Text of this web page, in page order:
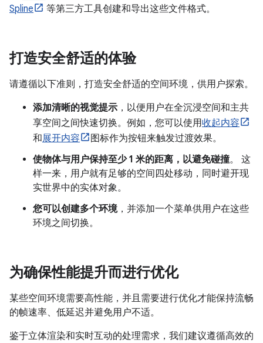
Spline
等第三方工具创建和导出这些文件格式。
打造安全舒适的体验
请遵循以下准则，打造安全舒适的空间环境，供用户探索。
添加清晰的视觉提示 ，以便用户在全沉浸空间和主共
享空间之间快速切换。例如，您可以使用收起内容
和展开内容
图标作为按钮来触发过渡效果。
使物体与用户保持至少 1 米的距离，以避免碰撞。 这
样一来，用户就有足够的空间四处移动，同时避开现
实世界中的实体对象。
您可以创建多个环境，并添加一个菜单供用户在这些
环境之间切换。
为确保性能提升而进行优化
某些空间环境需要高性能，并且需要进行优化才能保持流畅
的帧速率、低延迟并避免用户不适。
鉴于立体渲染和实时互动的处理需求，我们建议遵循高效的